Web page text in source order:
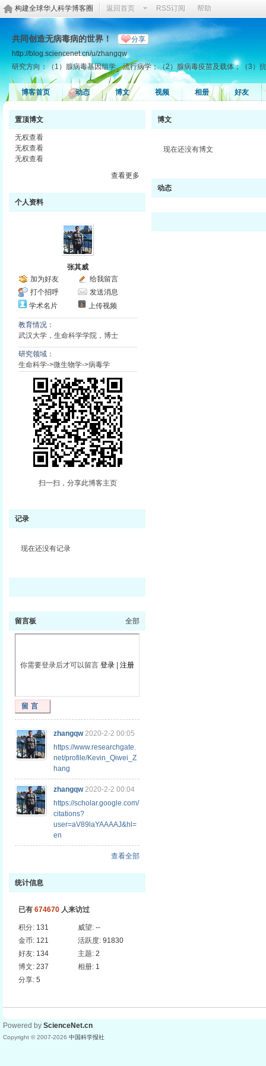
构建全球华人科学博客圈 返回首页 RSS订阅 帮助
共同创造无病毒病的世界！ 分享
http://blog.sciencenet.cn/u/zhangqw
研究方向：（1）腺病毒基因组学、流行病学；（2）腺病毒疫苗及载体；（3）
博客首页 动态 博文 视频 相册 好友
置顶博文
无权查看
无权查看
无权查看
查看更多
个人资料
张其威
加为好友
给我留言
打个招呼
发送消息
学术名片
上传视频
教育情况：
武汉大学，生命科学学院，博士
研究领域：
生命科学->微生物学->病毒学
扫一扫，分享此博客主页
记录
现在还没有记录
留言板 全部
你需要登录后才可以留言 登录 注册
留言
zhangqw 2020-2-2 00:05
https://www.researchgate.
net/profile/Kevin_Qiwei_Z
hang
zhangqw 2020-2-2 00:04
https://scholar.google.com/
citations?
user=aV89laYAAAAJ&hl=
en
查看全部
统计信息
已有 674670 人来访过
积分: 131 威望: --
金币: 121 活跃度: 91830
好友: 134 主题: 2
博文: 237 相册: 1
分享: 5
博文
现在还没有博文
动态
Powered by ScienceNet.cn
Copyright © 2007-2026 中国科学报社